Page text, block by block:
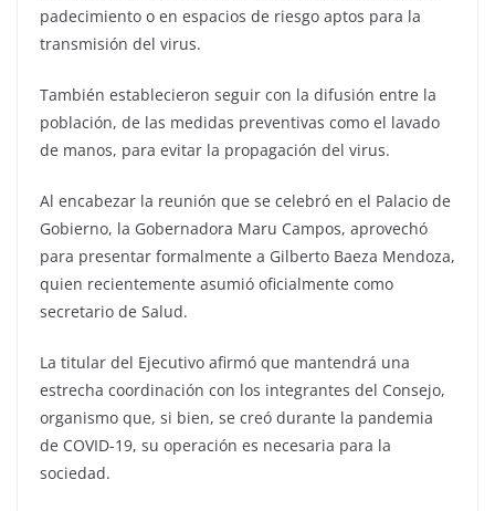
padecimiento o en espacios de riesgo aptos para la
transmisión del virus.
También establecieron seguir con la difusión entre la
población, de las medidas preventivas como el lavado
de manos, para evitar la propagación del virus.
Al encabezar la reunión que se celebró en el Palacio de
Gobierno, la Gobernadora Maru Campos, aprovechó
para presentar formalmente a Gilberto Baeza Mendoza,
quien recientemente asumió oficialmente como
secretario de Salud.
La titular del Ejecutivo afirmó que mantendrá una
estrecha coordinación con los integrantes del Consejo,
organismo que, si bien, se creó durante la pandemia
de COVID-19, su operación es necesaria para la
sociedad.